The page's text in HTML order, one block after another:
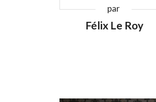
par
Félix Le Roy